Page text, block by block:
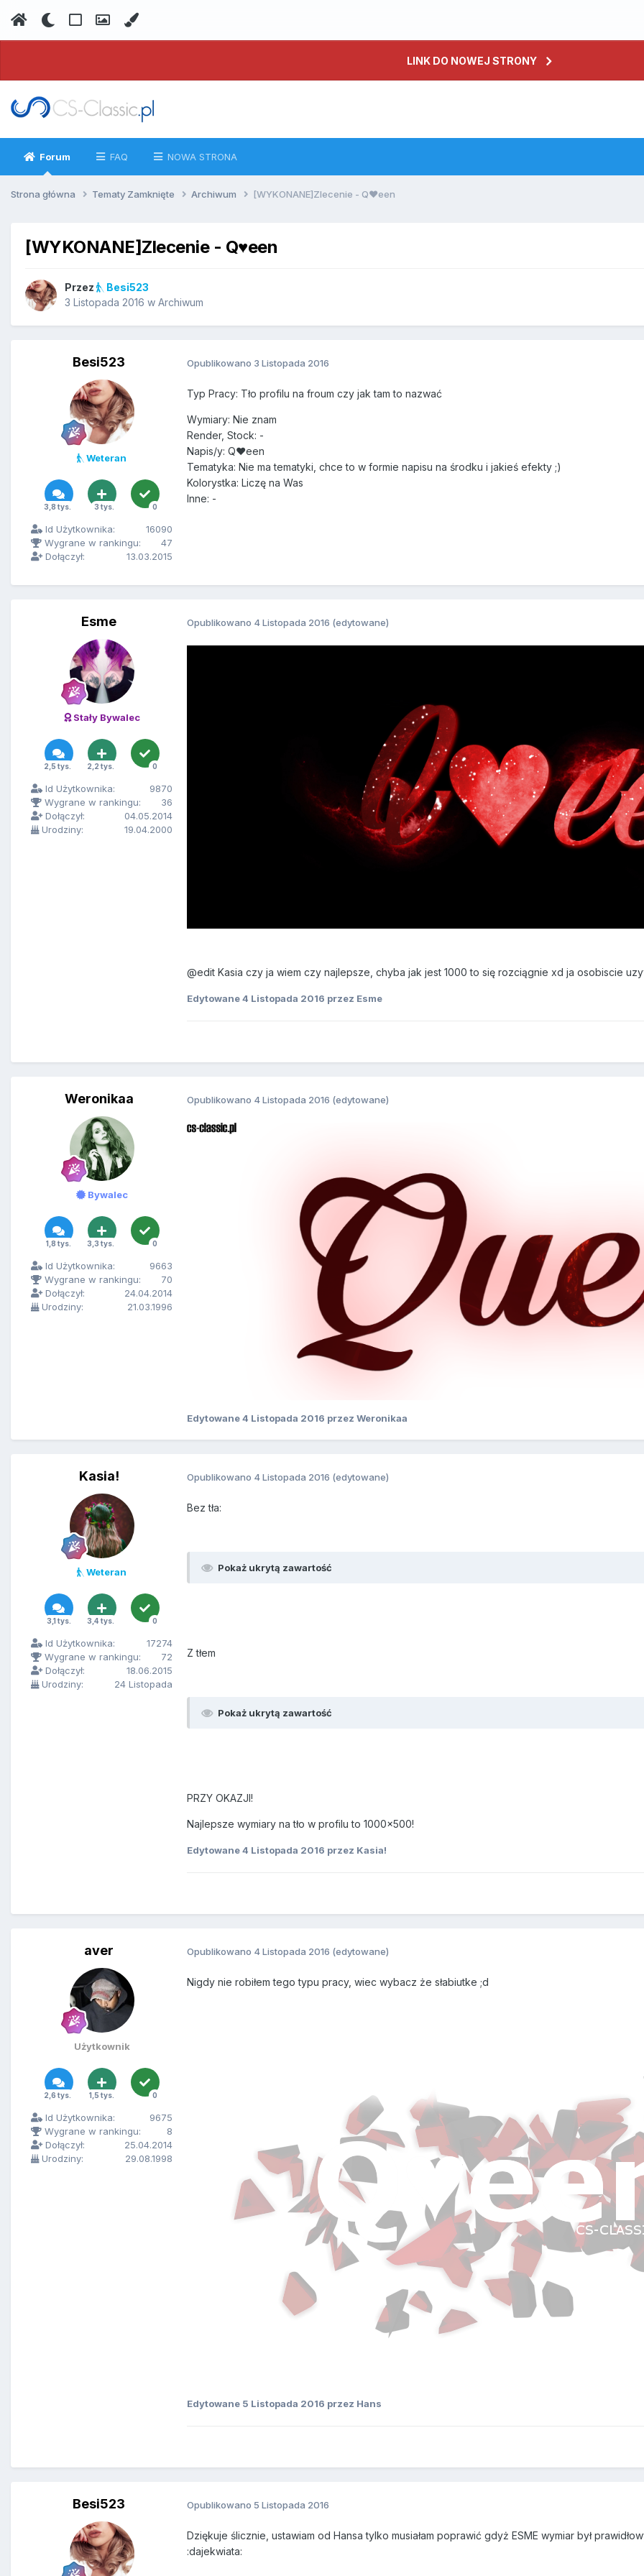
LINK DO NOWEJ STRONY
Forum FAQ NOWA STRONA
Strona główna Tematy Zamknięte Archiwum [WYKONANE]Zlecenie - Q♥een
[WYKONANE]Zlecenie - Q♥een
Przez
Besi523
3 Listopada 2016 w Archiwum
Besi523
Weteran
3,8 tys. 3 tys. 0
Id Użytkownika:
16090
Wygrane w rankingu:
47
Dołączył:
13.03.2015
Opublikowano 3 Listopada 2016
Typ Pracy: Tło profilu na froum czy jak tam to nazwać
Wymiary: Nie znam
Render, Stock: -
Napis/y: Q♥een
Tematyka: Nie ma tematyki, chce to w formie napisu na środku i jakieś efekty ;)
Kolorystka: Liczę na Was
Inne: -
Esme
Stały Bywalec
2,5 tys. 2,2 tys. 0
Id Użytkownika:
9870
Wygrane w rankingu:
36
Dołączył:
04.05.2014
Urodziny:
19.04.2000
Opublikowano 4 Listopada 2016 (edytowane)
@edit Kasia czy ja wiem czy najlepsze, chyba jak jest 1000 to się rozciągnie xd ja osobiscie
Edytowane4 Listopada 2016 przez Esme
Weronikaa
Bywalec
1,8 tys. 3,3 tys. 0
Id Użytkownika:
9663
Wygrane w rankingu:
70
Dołączył:
24.04.2014
Urodziny:
21.03.1996
Opublikowano 4 Listopada 2016 (edytowane)
Edytowane4 Listopada 2016 przez Weronikaa
Kasia!
Weteran
3,1 tys. 3,4 tys. 0
Id Użytkownika:
17274
Wygrane w rankingu:
72
Dołączył:
18.06.2015
Urodziny:
24 Listopada
Opublikowano 4 Listopada 2016 (edytowane)
Bez tła:
Pokaż ukrytą zawartość
Z tłem
Pokaż ukrytą zawartość
PRZY OKAZJI!
Najlepsze wymiary na tło w profilu to 1000x500!
Edytowane4 Listopada 2016 przez Kasia!
aver
Użytkownik
2,6 tys. 1,5 tys. 0
Id Użytkownika:
9675
Wygrane w rankingu:
8
Dołączył:
25.04.2014
Urodziny:
29.08.1998
Opublikowano 4 Listopada 2016 (edytowane)
Nigdy nie robiłem tego typu pracy, wiec wybacz że słabiutke ;d
Edytowane 5 Listopada 2016 przez Hans
Besi523 Opublikowano 5 Listopada 2016
Dziękuje ślicznie, ustawiam od Hansa tylko musiałam poprawić gdyż ESME wymiar był
:dajekwiata: